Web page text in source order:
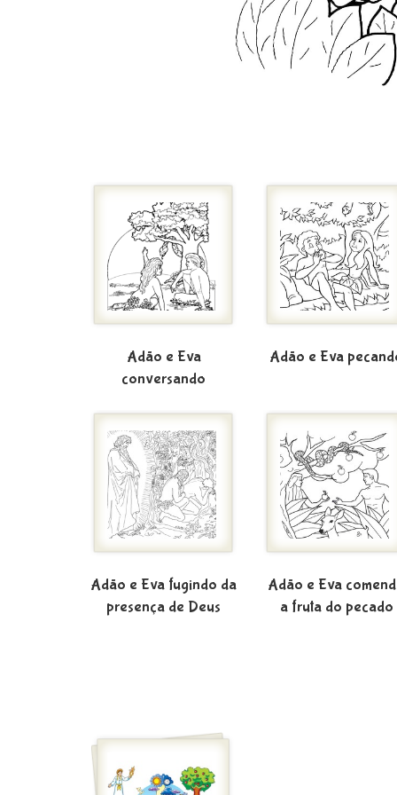
Adão e Eva
conversando
Adão e Eva
Adão e Eva fugindo da
presença de Deus
Adão e Eva
a fruta do pecado